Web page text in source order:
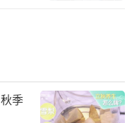
、ACM、全国
是证明解决问题能
季